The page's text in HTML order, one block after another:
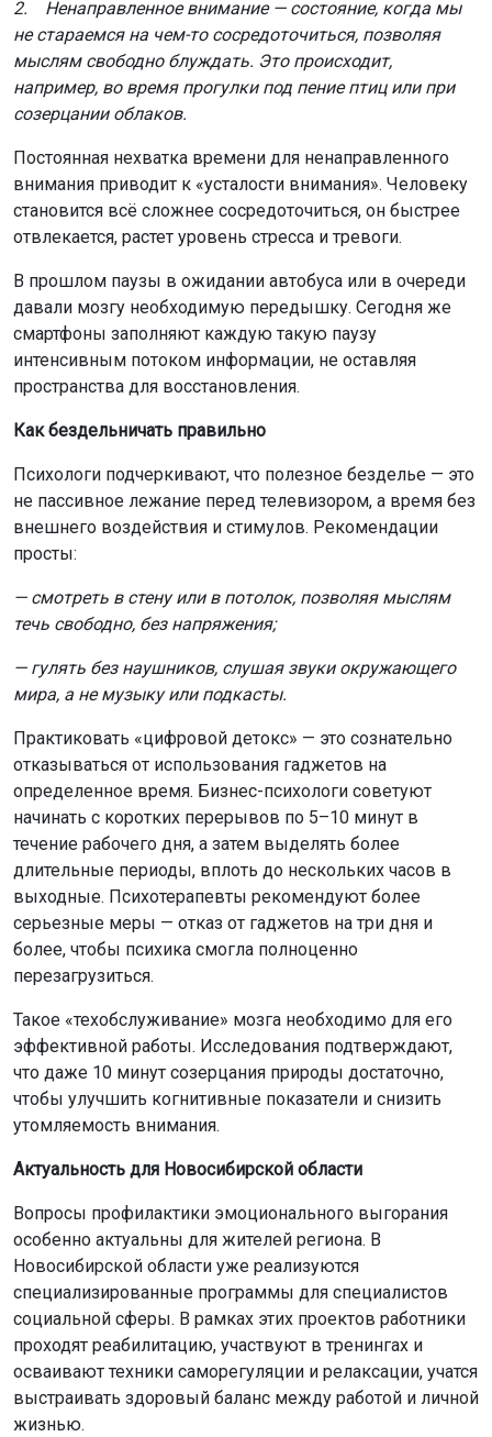
2. Ненаправленное внимание — состояние, когда мы
не стараемся на чем-то сосредоточиться, позволяя
мыслям свободно блуждать. Это происходит,
например, во время прогулки под пение птиц или при
созерцании облаков.
Постоянная нехватка времени для ненаправленного
внимания приводит к «усталости внимания». Человеку
становится всё сложнее сосредоточиться, он быстрее
отвлекается, растет уровень стресса и тревоги.
В прошлом паузы в ожидании автобуса или в очереди
давали мозгу необходимую передышку. Сегодня же
смартфоны заполняют каждую такую паузу
интенсивным потоком информации, не оставляя
пространства для восстановления.
Как бездельничать правильно
Психологи подчеркивают, что полезное безделье — это
не пассивное лежание перед телевизором, а время без
внешнего воздействия и стимулов. Рекомендации
просты:
— смотреть в стену или в потолок, позволяя мыслям
течь свободно, без напряжения;
— гулять без наушников, слушая звуки окружающего
мира, а не музыку или подкасты.
Практиковать «цифровой детокс» — это сознательно
отказываться от использования гаджетов на
определенное время. Бизнес-психологи советуют
начинать с коротких перерывов по 5–10 минут в
течение рабочего дня, а затем выделять более
длительные периоды, вплоть до нескольких часов в
выходные. Психотерапевты рекомендуют более
серьезные меры — отказ от гаджетов на три дня и
более, чтобы психика смогла полноценно
перезагрузиться.
Такое «техобслуживание» мозга необходимо для его
эффективной работы. Исследования подтверждают,
что даже 10 минут созерцания природы достаточно,
чтобы улучшить когнитивные показатели и снизить
утомляемость внимания.
Актуальность для Новосибирской области
Вопросы профилактики эмоционального выгорания
особенно актуальны для жителей региона. В
Новосибирской области уже реализуются
специализированные программы для специалистов
социальной сферы. В рамках этих проектов работники
проходят реабилитацию, участвуют в тренингах и
осваивают техники саморегуляции и релаксации, учатся
выстраивать здоровый баланс между работой и личной
жизнью.